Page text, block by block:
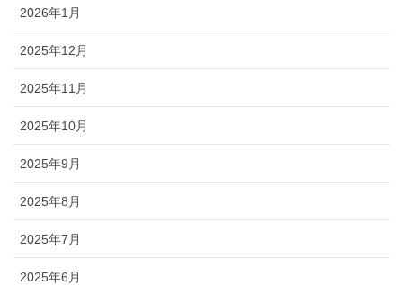
2026年1月
2025年12月
2025年11月
2025年10月
2025年9月
2025年8月
2025年7月
2025年6月